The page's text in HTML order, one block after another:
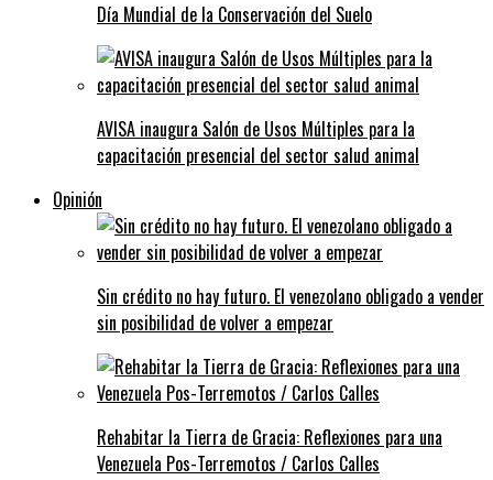
Día Mundial de la Conservación del Suelo
AVISA inaugura Salón de Usos Múltiples para la
capacitación presencial del sector salud animal
Opinión
Sin crédito no hay futuro. El venezolano obligado a vender
sin posibilidad de volver a empezar
Rehabitar la Tierra de Gracia: Reflexiones para una
Venezuela Pos-Terremotos / Carlos Calles